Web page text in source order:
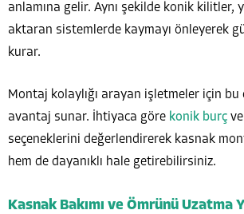
anlamına gelir. Aynı şekilde konik kilitler,
aktaran sistemlerde kaymayı önleyerek
kurar.
Montaj kolaylığı arayan işletmeler için bu
avantaj sunar. İhtiyaca göre konik burç ve
seçeneklerini değerlendirerek kasnak
hem de dayanıklı hale getirebilirsiniz.
Kasnak Bakımı ve Ömrünü Uzatma